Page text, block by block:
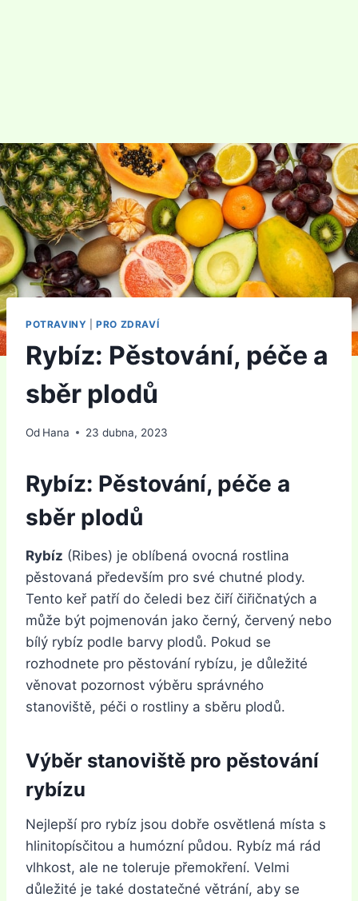
POTRAVINY |PRO ZDRAVÍ
Rybíz: Pěstování, péče a
sběr plodů
Od Hana 23 dubna, 2023
Rybíz: Pěstování, péče a
sběr plodů
Rybíz (Ribes) je oblíbená ovocná rostlina
pěstovaná především pro své chutné plody.
Tento keř patří do čeledi bez čiří čiřičnatých a
může být pojmenován jako černý, červený nebo
bílý rybíz podle barvy plodů. Pokud se
rozhodnete pro pěstování rybízu, je důležité
věnovat pozornost výběru správného
stanoviště, péči o rostliny a sběru plodů.
Výběr stanoviště pro pěstování
rybízu
Nejlepší pro rybíz jsou dobře osvětlená místa s
hlinitopísčitou a humózní půdou. Rybíz má rád
vlhkost, ale ne toleruje přemokření. Velmi
důležité je také dostatečné větrání, aby se